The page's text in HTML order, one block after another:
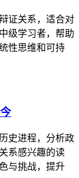
证关系，适合对
级学习者，帮助
性思维和可持
史进程，分析政
系感兴趣的读
与挑战，提升